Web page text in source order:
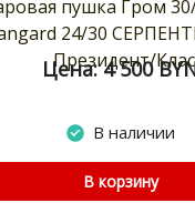
пушка Гром
24/30
Президент/
Цена: 4 500
В наличии
В корзину